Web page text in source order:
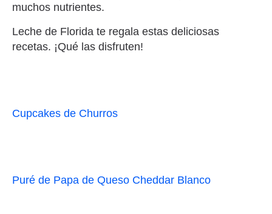
muchos nutrientes.
Leche de Florida te regala estas deliciosas
recetas. ¡Qué las disfruten!
Cupcakes de Churros
Puré de Papa de Queso Cheddar Blanco